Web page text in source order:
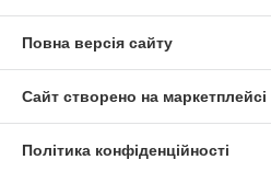
Повна версія сайту
Сайт створено на маркетплейсі
Політика конфіденційності